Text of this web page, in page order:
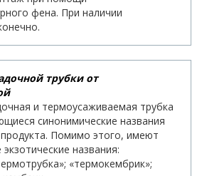
фена. При наличии
трубки от
и термоусаживаемая трубка
синонимические названия
Помимо этого, имеют
названия:
«термокембрик»;